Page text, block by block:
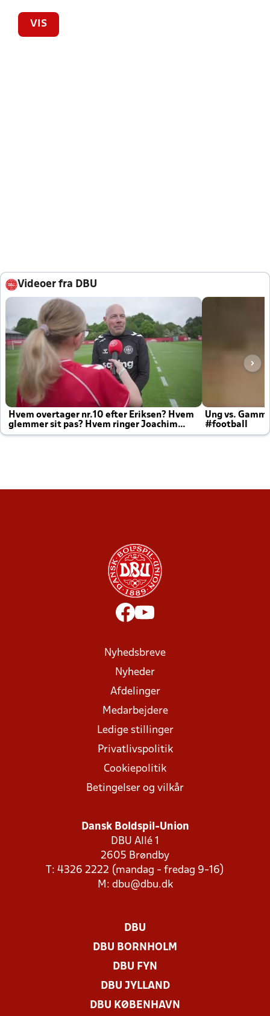
VIS
Videoer fra DBU
Hvem overtager nr.10 efter Eriksen? Hvem
glemmer sit pas? Hvem ringer Joachim
altid til efter kampe?
Ung vs.
#football
Nyhedsbreve
Nyheder
Afdelinger
Medarbejdere
Ledige stillinger
Privatlivspolitik
Cookiepolitik
Betingelser og vilkår
Dansk Boldspil-Union
DBU Allé 1
2605 Brøndby
T: 4326 2222 (mandag - fredag 9-16)
M: dbu@dbu.dk
DBU
DBU BORNHOLM
DBU FYN
DBU JYLLAND
DBU KØBENHAVN